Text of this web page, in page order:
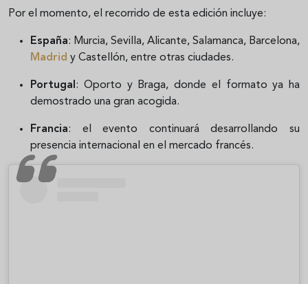
Por el momento, el recorrido de esta edición incluye:
España: Murcia, Sevilla, Alicante, Salamanca, Barcelona,
Madrid y Castellón, entre otras ciudades.
Portugal: Oporto y Braga, donde el formato ya ha
demostrado una gran acogida.
Francia: el evento continuará desarrollando su
presencia internacional en el mercado francés.